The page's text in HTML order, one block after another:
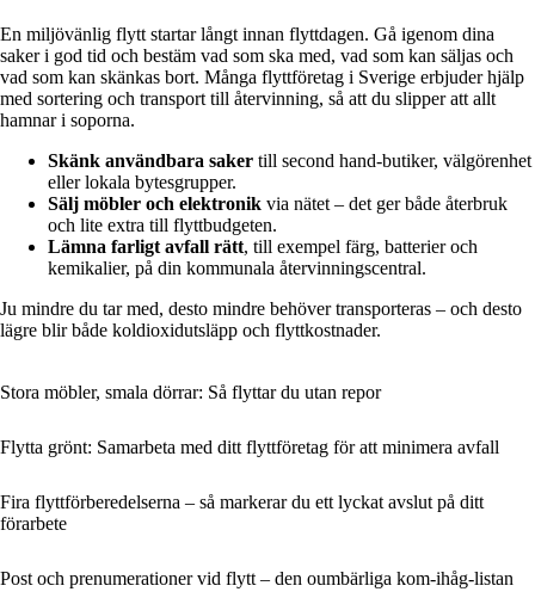
En miljövänlig flytt startar långt innan flyttdagen. Gå igenom dina
saker i god tid och bestäm vad som ska med, vad som kan säljas och
vad som kan skänkas bort. Många flyttföretag i Sverige erbjuder hjälp
med sortering och transport till återvinning, så att du slipper att allt
hamnar i soporna.
Skänk användbara saker till second hand-butiker, välgörenhet
eller lokala bytesgrupper.
Sälj möbler och elektronik via nätet – det ger både återbruk
och lite extra till flyttbudgeten.
Lämna farligt avfall rätt, till exempel färg, batterier och
kemikalier, på din kommunala återvinningscentral.
Ju mindre du tar med, desto mindre behöver transporteras – och desto
lägre blir både koldioxidutsläpp och flyttkostnader.
Stora möbler, smala dörrar: Så flyttar du utan repor
Flytta grönt: Samarbeta med ditt flyttföretag för att minimera avfall
Fira flyttförberedelserna – så markerar du ett lyckat avslut på ditt
förarbete
Post och prenumerationer vid flytt – den oumbärliga kom-ihåg-listan